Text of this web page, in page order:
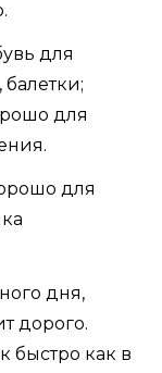
для
для
для
дня,
дорого.
быстро как в